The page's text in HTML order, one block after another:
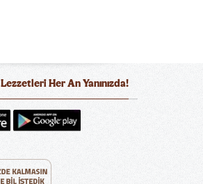
Lezzetleri Her An Yanınızda!